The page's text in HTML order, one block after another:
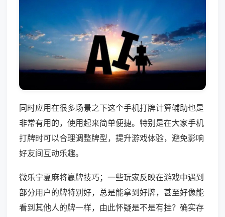
同时应用在很多场景之下这个手机打牌计算辅助也是
非常有用的，使用起来简单便捷。特别是在大家手机
打牌时可以合理调整牌型，提升游戏体验，避免影响
好友间互动乐趣。
微乐宁夏麻将赢牌技巧；一些玩家反映在游戏中遇到
部分用户的牌特别好，总是能拿到好牌，甚至好像能
看到其他人的牌一样，由此怀疑是不是有挂？确实存